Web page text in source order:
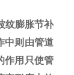
纹膨胀节补
中则由管道
作用只使管